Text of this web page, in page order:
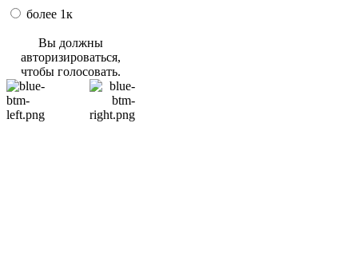
более 1к
Вы должны
авторизироваться,
чтобы голосовать.